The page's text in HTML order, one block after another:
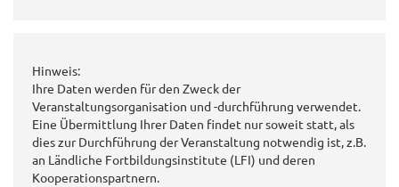
Hinweis:
Ihre Daten werden für den Zweck der
Veranstaltungsorganisation und -durchführung verwendet.
Eine Übermittlung Ihrer Daten findet nur soweit statt, als
dies zur Durchführung der Veranstaltung notwendig ist, z.B.
an Ländliche Fortbildungsinstitute (LFI) und deren
Kooperationspartnern.